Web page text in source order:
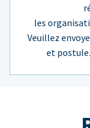
les
Veuillez
et